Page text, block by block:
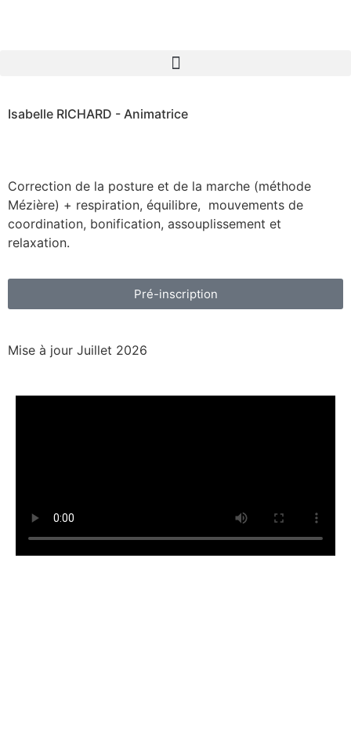
Isabelle RICHARD - Animatrice
Correction de la posture et de la marche (méthode
Mézière) + respiration, équilibre, mouvements de
coordination, bonification, assouplissement et
relaxation.
Pré-inscription
Mise à jour Juillet 2026